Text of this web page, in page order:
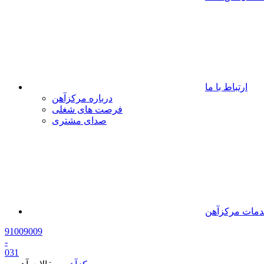
ارتباط با ما
درباره مرکزآهن
فرصت های شغلی
صدای مشتری
مرکزآهن
91009009
-
031